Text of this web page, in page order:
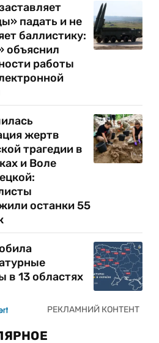
падать и не
баллистику:
объяснил
работы
жертв
трагедии в
и Воле
останки 55
в 13 областях